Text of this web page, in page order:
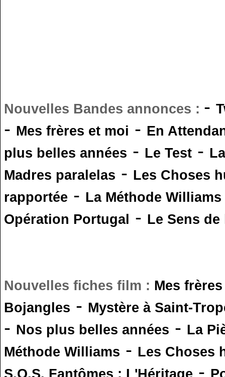
Nouvelles Bandes annonces : -
- Mes frères et moi - En
plus belles années - Le Test -
Madres paralelas - Les Choses
rapportée - La Méthode Williams
Opération Portugal - Le Sens
Nouvelles fiches film : Mes
Bojangles - Mystère à Saint-
- Nos plus belles années - La
Méthode Williams - Les Choses
S.O.S. Fantômes : L'Héritage -